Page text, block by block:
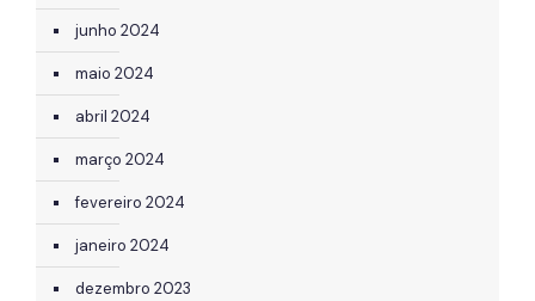
junho 2024
maio 2024
abril 2024
março 2024
fevereiro 2024
janeiro 2024
dezembro 2023